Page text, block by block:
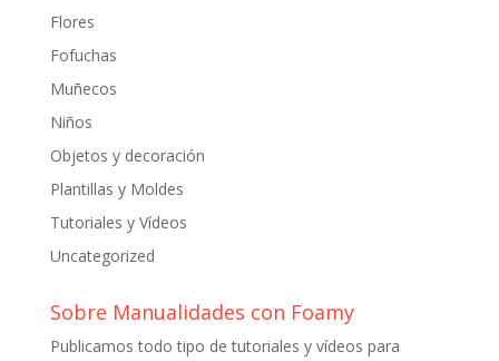
Flores
Fofuchas
Muñecos
Niños
Objetos y decoración
Plantillas y Moldes
Tutoriales y Vídeos
Uncategorized
Sobre Manualidades con Foamy
Publicamos todo tipo de tutoriales y vídeos para